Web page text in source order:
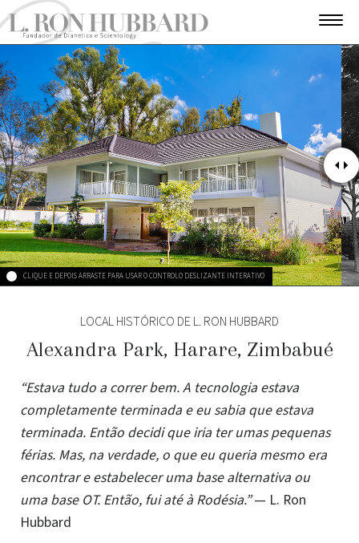
CLIQUE E DEPOIS ARRASTE PARA USAR O CONTROLO DESLIZANTE INTERATIVO
LOCAL HISTÓRICO DE L. RON HUBBARD
Alexandra Park, Harare, Zimbabué
“Estava tudo a correr bem. A tecnologia estava
completamente terminada e eu sabia que estava
terminada. Então decidi que iria ter umas pequenas
férias. Mas, na verdade, o que eu queria mesmo era
encontrar e estabelecer uma base alternativa ou
uma base OT. Então, fui até à Rodésia.”— L. Ron
Hubbard